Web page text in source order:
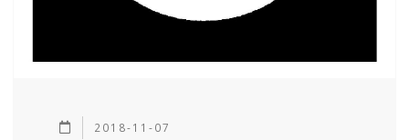
2018-11-07